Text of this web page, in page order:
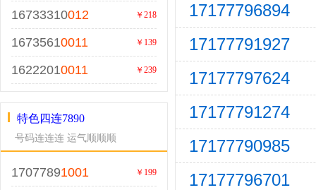
16733310012 ￥218
16735610011 ￥139
16222010011 ￥239
特色四连7890
号码连连连 运气顺顺顺
17077891001 ￥199
17177796894
17177791927
17177797624
17177791274
17177790985
17177796701